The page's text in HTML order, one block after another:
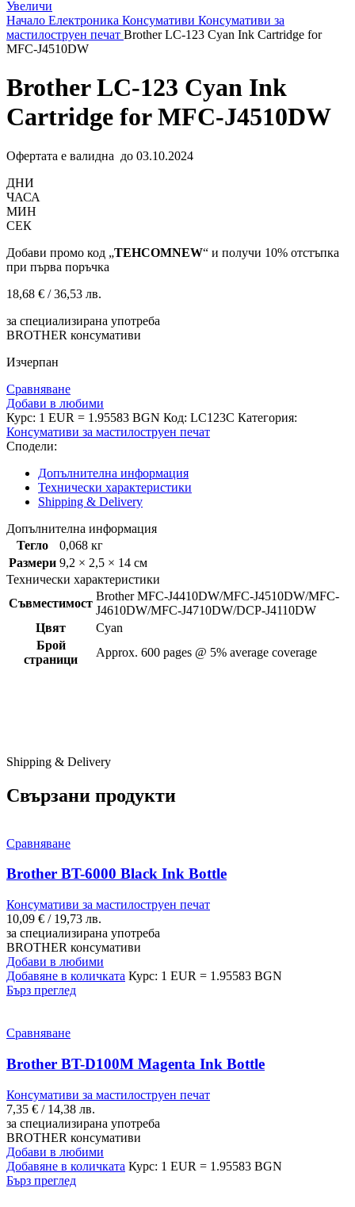
Увеличи
Начало Електроника Консумативи Консумативи за
мастилоструен печат Brother LC-123 Cyan Ink Cartridge for
MFC-J4510DW
Brother LC-123 Cyan Ink
Cartridge for MFC-J4510DW
Офертата е валидна до 03.10.2024
ДНИ
ЧАСА
МИН
СЕК
Добави промо код „TEHCOMNEW“ и получи 10% отстъпка
при първа поръчка
18,68 € / 36,53 лв.
за специализирана употреба
BROTHER консумативи
Изчерпан
Сравняване
Добави в любими
Курс: 1 EUR = 1.95583 BGN Код: LC123C Категория:
Консумативи за мастилоструен печат
Сподели:
Допълнителна информация
Технически характеристики
Shipping & Delivery
Допълнителна информация
Тегло
0,068 кг
Размери 9,2 × 2,5 × 14 см
Технически характеристики
Съвместимост
Brother MFC-J4410DW/MFC-J4510DW/MFC-
J4610DW/MFC-J4710DW/DCP-J4110DW
Цвят
Cyan
Брой
страници
Approx. 600 pages @ 5% average coverage
Shipping & Delivery
Свързани продукти
Сравняване
Brother BT-6000 Black Ink Bottle
Консумативи за мастилоструен печат
10,09 € / 19,73 лв.
за специализирана употреба
BROTHER консумативи
Добави в любими
Добавяне в количката Курс: 1 EUR = 1.95583 BGN
Бърз преглед
Сравняване
Brother BT-D100M Magenta Ink Bottle
Консумативи за мастилоструен печат
7,35 € / 14,38 лв.
за специализирана употреба
BROTHER консумативи
Добави в любими
Добавяне в количката Курс: 1 EUR = 1.95583 BGN
Бърз преглед